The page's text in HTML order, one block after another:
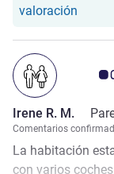
valoración
Nota
Irene R. M.
Comentarios
La habitación
con varios